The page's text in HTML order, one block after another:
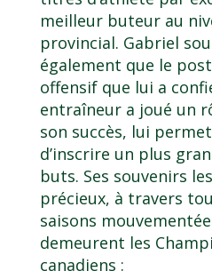
meilleur buteur au
provincial. Gabriel
également que le
offensif que lui a
entraîneur a joué un
son succès, lui
d’inscrire un plus
buts. Ses souvenirs
précieux, à travers
saisons
demeurent les
canadiens :